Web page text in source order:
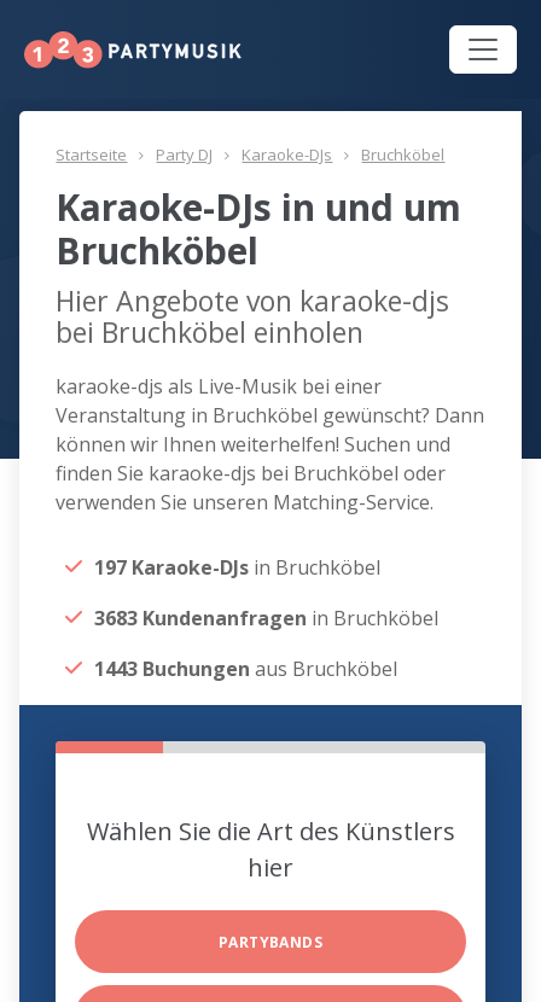
Startseite Party DJ Karaoke-DJs Bruchköbel
Karaoke-DJs in und um
Bruchköbel
Hier Angebote von karaoke-djs
bei Bruchköbel einholen
karaoke-djs als Live-Musik bei einer
Veranstaltung in Bruchköbel gewünscht? Dann
können wir Ihnen weiterhelfen! Suchen und
finden Sie karaoke-djs bei Bruchköbel oder
verwenden Sie unseren Matching-Service.
197 Karaoke-DJs in Bruchköbel
3683 Kundenanfragen in Bruchköbel
1443 Buchungen aus Bruchköbel
Wählen Sie die Art des Künstlers
hier
PARTYBANDS